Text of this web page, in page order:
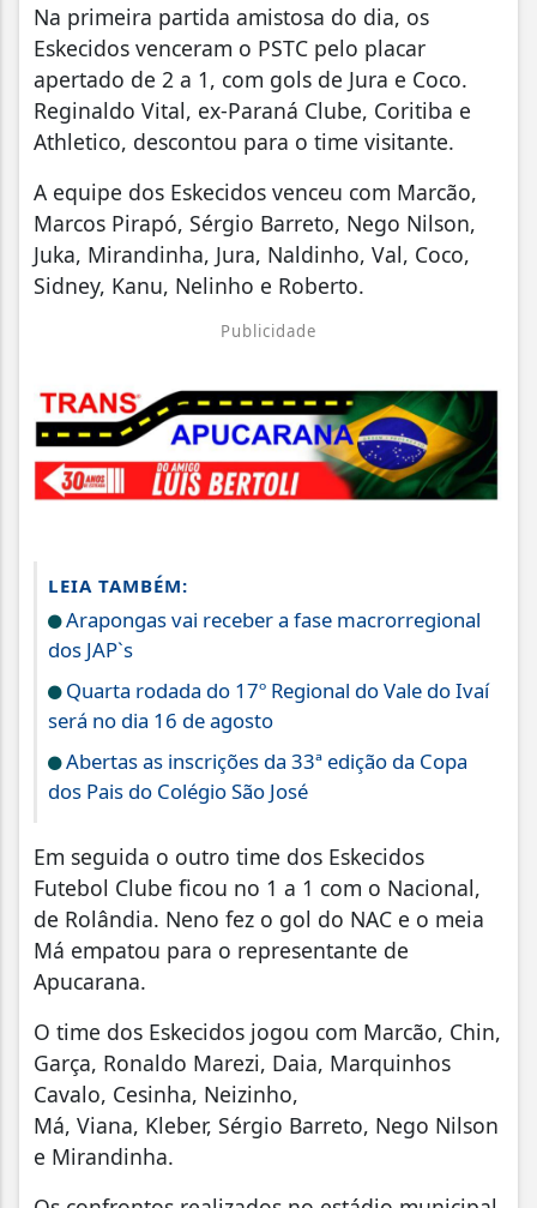
Na primeira partida amistosa do dia, os
Eskecidos venceram o PSTC pelo placar
apertado de 2 a 1, com gols de Jura e Coco.
Reginaldo Vital, ex-Paraná Clube, Coritiba e
Athletico, descontou para o time visitante.
A equipe dos Eskecidos venceu com Marcão,
Marcos Pirapó, Sérgio Barreto, Nego Nilson,
Juka, Mirandinha, Jura, Naldinho, Val, Coco,
Sidney, Kanu, Nelinho e Roberto.
Publicidade
LEIA TAMBÉM:
Arapongas vai receber a fase macrorregional
dos JAP`s
Quarta rodada do 17º Regional do Vale do Ivaí
será no dia 16 de agosto
Abertas as inscrições da 33ª edição da Copa
dos Pais do Colégio São José
Em seguida o outro time dos Eskecidos
Futebol Clube ficou no 1 a 1 com o Nacional,
de Rolândia. Neno fez o gol do NAC e o meia
Má empatou para o representante de
Apucarana.
O time dos Eskecidos jogou com Marcão, Chin,
Garça, Ronaldo Marezi, Daia, Marquinhos
Cavalo, Cesinha, Neizinho,
Má, Viana, Kleber, Sérgio Barreto, Nego Nilson
e Mirandinha.